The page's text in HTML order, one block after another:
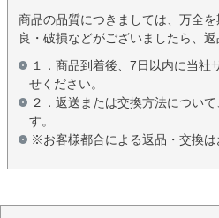
商品の品質につきましては、万全
良・破損などがございましたら、返
１．商品到着後、7日以内に当社
せください。
２．返送または交換方法につい
す。
※お客様都合による返品・交換